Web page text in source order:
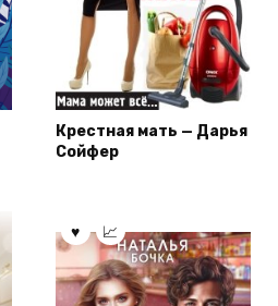
Крестная мать — Дарья
Сойфер